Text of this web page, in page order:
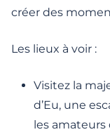
créer des
Les lieux à voir :
Visitez la
d’Eu, une
les amateurs